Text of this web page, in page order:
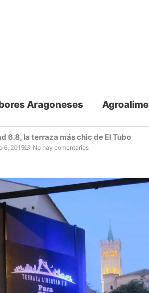
Aragoneses
6.8, la terraza más chic de El Tubo
6, 2015 No hay comentarios